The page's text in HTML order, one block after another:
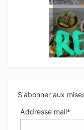
S'abonner aux
Addresse mail*